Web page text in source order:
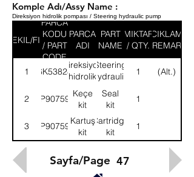
Komple Adı/Assy Name :
Direksiyon hidrolik pompası / Steering hydraulic pump
SEKIL/FIG
PARCA
KODU
/ PART
CODE
PARCA
ADI
PART
NAME
MIKTAR
/ QTY.
ACIKLAMA
/ REMARK
1 6K53828
Direksiyon
hidrolik
pompası
Steering
hydraulic
pump
1 (Alt.)
2 9P907591
Keçe
kit
Seal
kit
1
3 9P907592
Kartuş
kit
Cartridge
kit
1
Sayfa/Page 47